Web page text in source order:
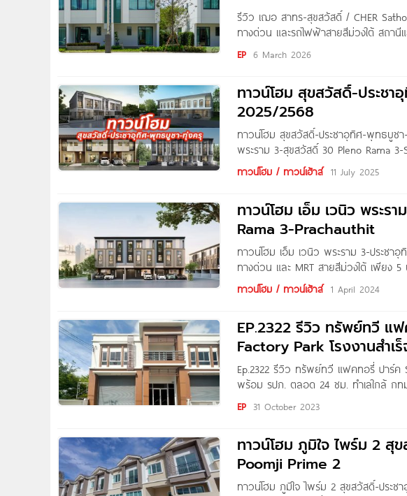
3.59
รีวิว เฌอ สาทร-สุขสวัสดิ์ / CHER
ทางด่วน และรถไฟฟ้าสายสีม่วงใต้ สถา
Pure Thitapa สวัสดีค่ะ เพื่อน ๆ
“CHER สาทร-สุขสวัสดิ์” ทาวน์โฮมและบ้
EP 6 March 2026
ทาวน์โฮม สุขสวัสดิ์-ประช
2025/2568
ทาวน์โฮม สุขสวัสดิ์-ประชาอุทิศ-พุทธบูช
พระราม 3-สุขสวัสดิ์ 30 Pleno Rama 3-
ทางด่วน* จาก AP ทาวน์โฮม เอ็ม เวนิ
Suksawat 62 เดอะ คอนเนค
ทาวน์โฮม / ทาวน์เฮ้าส์ 11 July 2025
ทาวน์โฮม เอ็ม เวนิว พระร
Rama 3-Prachauthit
ทาวน์โฮม เอ็ม เวนิว พระราม 3-ประชา
ทางด่วน และ MRT สายสีม่วงใต้ เพียง
Venue พระราม 3-ประชาอุทิศ 27 ทาวน์
ทาวน์โฮม / ทาวน์เฮ้าส์ 1 April 2024
EP.2322 รีวิว ทรัพย์ทวี แ
Factory Park โรงงานสำเ
Ep.2322 รีวิว ทรัพย์ทวี แฟคทอรี่ ปาร์ค
พร้อม รปภ. ตลอด 24 ชม. ทำเลใกล้ กท
Written by : Nin Yanin สวัสดีค่า วันนี้
สำเร็จรูปสำหรับการทำธุรกิจ กับโครงการ
EP 31 October 2023
ทาวน์โฮม ภูมิใจ ไพร์ม 2 สุ
Poomji Prime 2
ทาวน์โฮม ภูมิใจ ไพร์ม 2 สุขสวัสดิ์-ประช